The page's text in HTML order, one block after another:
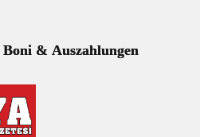
Boni & Auszahlungen